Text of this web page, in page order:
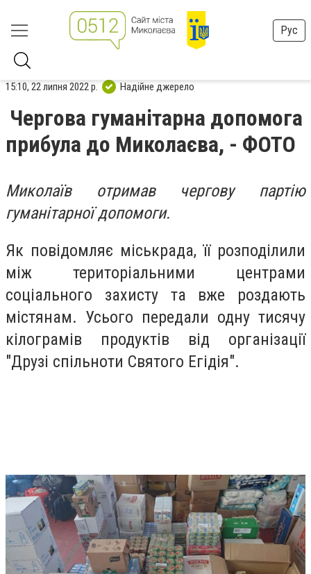
Рус
15:10, 22 липня 2022 р. Надійне джерело
Чергова гуманітарна допомога
прибула до Миколаєва, - ФОТО
Миколаїв отримав чергову партію
гуманітарної допомоги.
Як повідомляє міськрада, її розподілили
між територіальними центрами
соціального захисту та вже роздають
містянам. Усього передали одну тисячу
кілограмів продуктів від організації
"Друзі спільноти Святого Егідія".